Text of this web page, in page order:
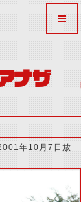
ナザ
年10月7日放